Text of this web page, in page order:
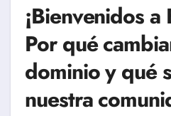
¡Bienvenidos
Por qué
dominio y qué
nuestra